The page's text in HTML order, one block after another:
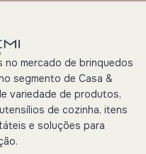
no mercado de brinquedos
segmento de Casa &
variedade de produtos,
de cozinha, itens
e soluções para